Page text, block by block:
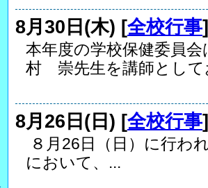
8月30日(木) [全校行事
本年度の学校保健委員
村 崇先生を講師として
8月26日(日) [全校行事
８月26日（日）に行わ
において、...